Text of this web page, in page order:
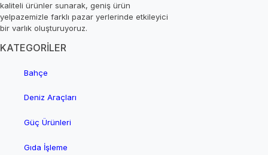
kaliteli ürünler sunarak, geniş ürün
yelpazemizle farklı pazar yerlerinde etkileyici
bir varlık oluşturuyoruz.
KATEGORİLER
Bahçe
Deniz Araçları
Güç Ürünleri
Gıda İşleme